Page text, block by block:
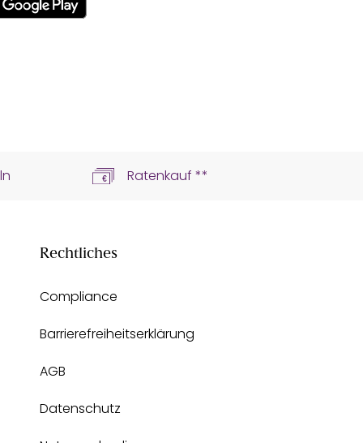
Ratenkauf **
Rechtliches
Compliance
Barrierefreiheitserklärung
AGB
Datenschutz